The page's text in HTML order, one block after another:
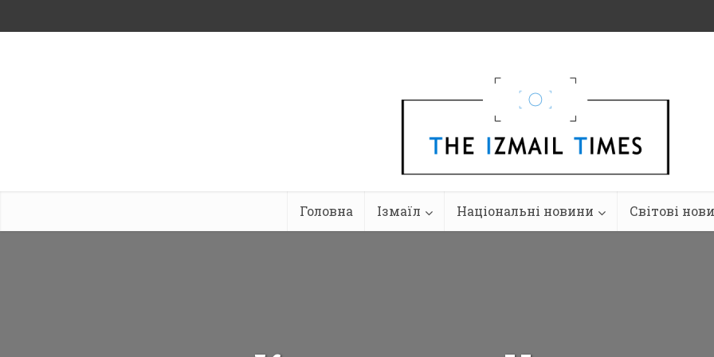
Головна Ізмаїл Національні новини Світові